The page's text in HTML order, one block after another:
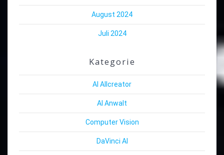
August 2024
Juli 2024
Kategorie
AI Allcreator
AI Anwalt
Computer Vision
DaVinci AI